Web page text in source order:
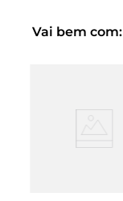
Vai bem com: